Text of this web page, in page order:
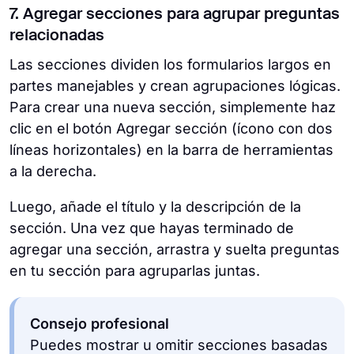
7. Agregar secciones para agrupar preguntas
relacionadas
Las secciones dividen los formularios largos en
partes manejables y crean agrupaciones lógicas.
Para crear una nueva sección, simplemente haz
clic en el botón Agregar sección (ícono con dos
líneas horizontales) en la barra de herramientas
a la derecha.
Luego, añade el título y la descripción de la
sección. Una vez que hayas terminado de
agregar una sección, arrastra y suelta preguntas
en tu sección para agruparlas juntas.
Consejo profesional
Puedes mostrar u omitir secciones basadas